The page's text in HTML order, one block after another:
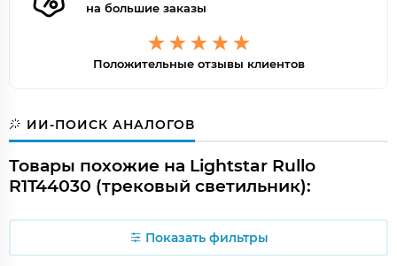
на большие заказы
Положительные отзывы клиентов
ИИ-ПОИСК АНАЛОГОВ
Товары похожие на Lightstar Rullo
R1T44030 (трековый светильник):
Показать фильтры